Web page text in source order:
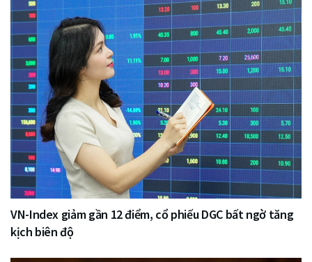
VN-Index giảm gần 12 điểm, cổ phiếu DGC bất ngờ tăng
kịch biên độ